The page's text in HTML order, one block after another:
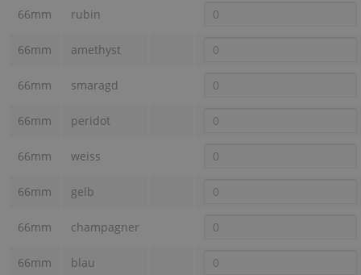
66mm rubin
66mm amethyst
66mm smaragd
66mm peridot
66mm weiss
66mm gelb
66mm champagner
66mm blau